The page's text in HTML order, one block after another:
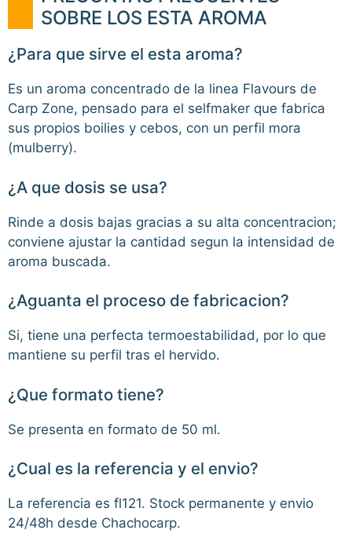
SOBRE LOS ESTA AROMA
¿Para que sirve el esta aroma?
Es un aroma concentrado de la linea Flavours de
Carp Zone, pensado para el selfmaker que fabrica
sus propios boilies y cebos, con un perfil mora
(mulberry).
¿A que dosis se usa?
Rinde a dosis bajas gracias a su alta concentracion;
conviene ajustar la cantidad segun la intensidad de
aroma buscada.
¿Aguanta el proceso de fabricacion?
Si, tiene una perfecta termoestabilidad, por lo que
mantiene su perfil tras el hervido.
¿Que formato tiene?
Se presenta en formato de 50 ml.
¿Cual es la referencia y el envio?
La referencia es fl121. Stock permanente y envio
24/48h desde Chachocarp.